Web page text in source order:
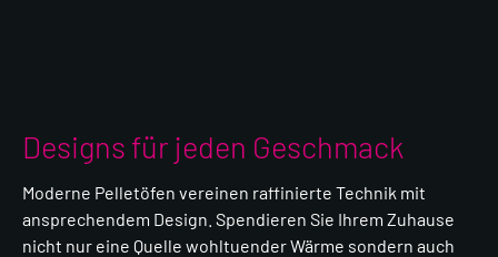
Designs für jeden Geschmack
Moderne Pelletöfen vereinen raffinierte Technik mit
ansprechendem Design. Spendieren Sie Ihrem Zuhause
nicht nur eine Quelle wohltuender Wärme sondern auch